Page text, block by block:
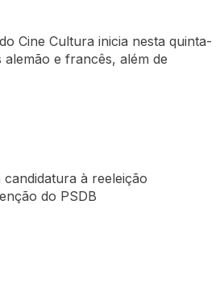
Cine Cultura inicia nesta quinta-
e francês, além de
à reeleição
do PSDB